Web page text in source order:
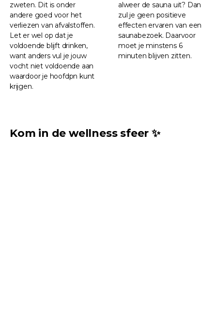
zweten. Dit is onder
andere goed voor het
verliezen van afvalstoffen.
Let er wel op dat je
voldoende blijft drinken,
want anders vul je jouw
vocht niet voldoende aan
waardoor je hoofdpn kunt
krijgen.
alweer de sauna uit? Dan
zul je geen positieve
effecten ervaren van een
saunabezoek. Daarvoor
moet je minstens 6
minuten blijven zitten.
Kom in de wellness sfeer ✨